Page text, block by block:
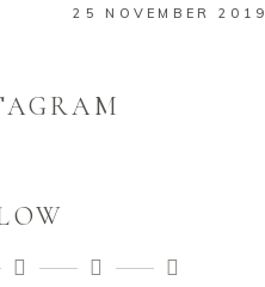
25 NOVEMBER 2019